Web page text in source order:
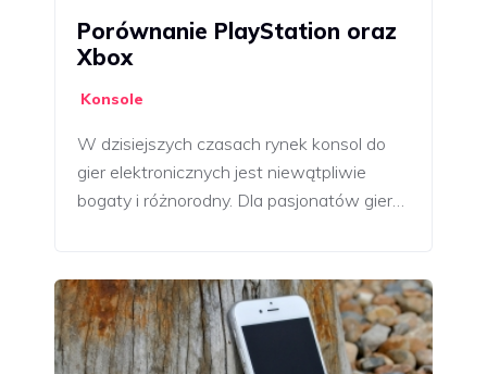
Porównanie PlayStation oraz
Xbox
Konsole
W dzisiejszych czasach rynek konsol do
gier elektronicznych jest niewątpliwie
bogaty i różnorodny. Dla pasjonatów gier…